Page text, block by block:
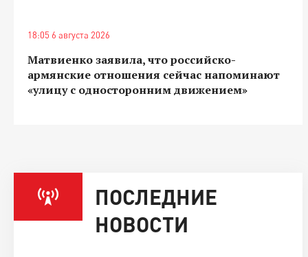
18:05 6 августа 2026
Матвиенко заявила, что российско-
армянские отношения сейчас напоминают
«улицу с односторонним движением»
ПОСЛЕДНИЕ
НОВОСТИ